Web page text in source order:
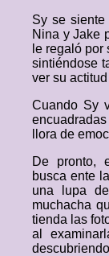
Sy se siente
Nina y Jake
le regaló
sintiéndose
ver su
Cuando Sy
llora de
De pronto,
busca ente
una lupa
muchacha
tienda las
al